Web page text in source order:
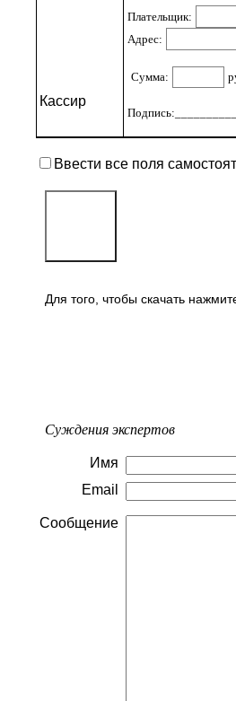
Кассир
Плательщик:
Адрес:
Сумма:
Ввести все поля
Для того, чтобы скачать
Суждения экспертов
Имя
Email
Сообщение